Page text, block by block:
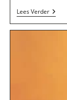
Lees VerderPieters
Pro
In